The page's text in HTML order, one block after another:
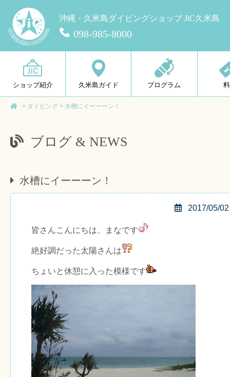
沖縄・久米島ダイビングショップ JiC久米島
098-985-8000
ショップ紹介 久米島ガイド プログラム
> ダイビング > 水槽にイーーーン！
ブログ & NEWS
水槽にイーーーン！
2017/05/02
皆さんこんにちは、まなです
絶好調だった太陽さんは
ちょいと休憩に入った模様です